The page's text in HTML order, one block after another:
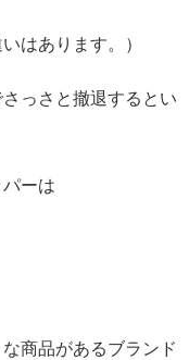
はあります。）
っさと撤退するとい
ーは
商品があるブランド